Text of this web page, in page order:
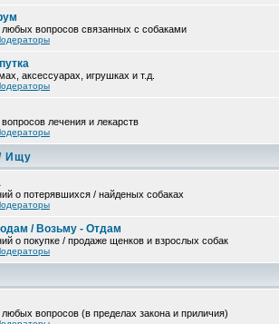
вопросов связанных с собаками
аксессуарах, игрушках и т.д.
лечения и лекарств
Ищу
о потерявшихся / найденых собаках
/ Возьму - Отдам
о покупке / продаже щенков и взрослых собак
вопросов (в пределах закона и приличия)